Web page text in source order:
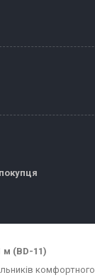
м (BD-11)